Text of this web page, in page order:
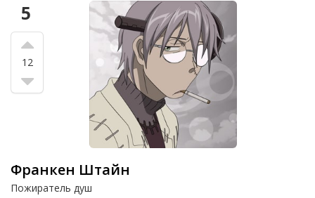
5
12
Франкен Штайн
Пожиратель душ